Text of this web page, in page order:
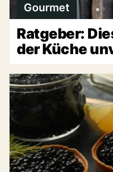
Gourmet
Ratgeber:
der Küche